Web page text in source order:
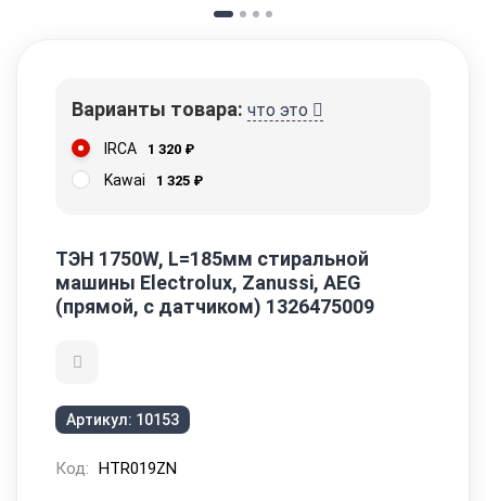
Варианты товара: что это
IRCA 1 320 ₽
Kawai 1 325 ₽
ТЭН 1750W, L=185мм стиральной
машины Electrolux, Zanussi, AEG
(прямой, с датчиком) 1326475009
Артикул: 10153
Код: HTR019ZN